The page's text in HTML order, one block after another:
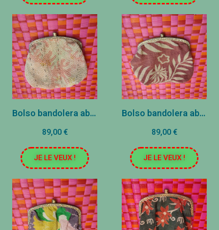
Bolso bandolera abuela - 20x20cm - Beige/Rosa alga
89,00 €
JE LE VEUX !
Bolso bandolera abuela - 20x20cm - Hojas rojas/blancas
89,00 €
JE LE VEUX !